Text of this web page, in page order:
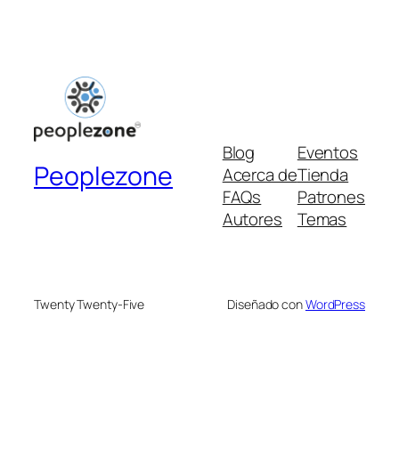
Peoplezone
Blog
Acerca de
FAQs
Autores
Eventos
Tienda
Patrones
Temas
Twenty Twenty-Five Diseñado conWordPress